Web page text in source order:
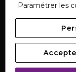
Notre Service
samedi de 08h à
Paramétrer les